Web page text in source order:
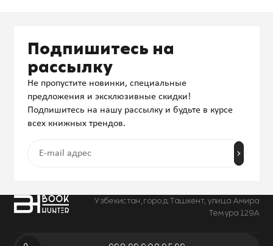
Узбекистан, город Ташкент, улица Амира
Темура 129А
Подпишитесь на
рассылку
Не пропустите новинки, специальные
предложения и эксклюзивные скидки!
Подпишитесь на нашу рассылку и будьте в курсе
всех книжных трендов.